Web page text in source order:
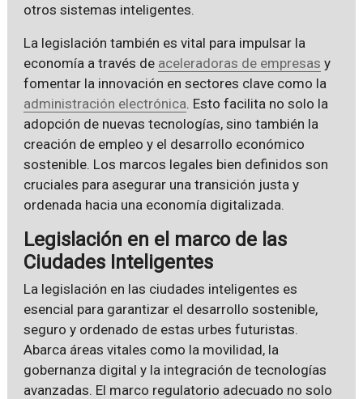
otros sistemas inteligentes.
La legislación también es vital para impulsar la
economía a través de aceleradoras de empresas y
fomentar la innovación en sectores clave como la
administración electrónica. Esto facilita no solo la
adopción de nuevas tecnologías, sino también la
creación de empleo y el desarrollo económico
sostenible. Los marcos legales bien definidos son
cruciales para asegurar una transición justa y
ordenada hacia una economía digitalizada.
Legislación en el marco de las
Ciudades Inteligentes
La legislación en las ciudades inteligentes es
esencial para garantizar el desarrollo sostenible,
seguro y ordenado de estas urbes futuristas.
Abarca áreas vitales como la movilidad, la
gobernanza digital y la integración de tecnologías
avanzadas. El marco regulatorio adecuado no solo